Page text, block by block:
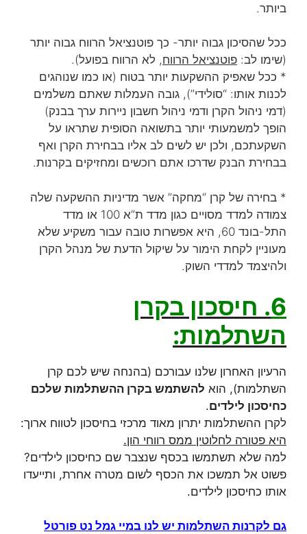
ביותר.
ככל שהסיכון גבוה יותר- כך פוטנציאל הרווח גבוה יותר
(שימו לב: פוטנציאל הרווח, לא הרווח בפועל).
* ככל שאפיק ההשקעות יותר בטוח (או כמו שנוהגים
לכנות אותו: “סולידי”), גובה העמלות שאתם משלמים
(דמי ניהול הקרן ודמי ניהול חשבון ניירות ערך בבנק)
הופך למשמעותי יותר בתשואה הסופית שתראו על
השקעתכם, ולכן יש לשים לב אליו בבחירת הקרן ואף
בבחירת הבנק שדרכו אתם רוכשים ומחזיקים בקרנות.
* בחירה של קרן “מחקה” אשר מדיניות ההשקעה שלה
צמודה למדד מסויים כגון מדד ת”א 100 או מדד
התל-בונד 60, היא אפשרות טובה עבור משקיע שלא
מעוניין לקחת הימור על שיקול הדעת של מנהל הקרן
ולהיצמד למדדי השוק.
6. חיסכון בקרן
השתלמות:
הרעיון האחרון שלנו עבורכם (בהנחה שיש לכם קרן
השתלמות), הוא להשתמש בקרן ההשתלמות שלכם
כחיסכון לילדים.
לקרן ההשתלמות יתרון מאוד מרכזי בחיסכון לטווח ארוך:
היא פטורה לחלוטין ממס רווחי הון.
למה שלא תשתמשו בכסף שנצבר שם כחיסכון לילדים?
פשוט אל תמשכו את הכסף לשום מטרה אחרת, ותייעדו
אותו כחיסכון לילדים.
גם לקרנות השתלמות יש לנו במיי גמל נט פורטל